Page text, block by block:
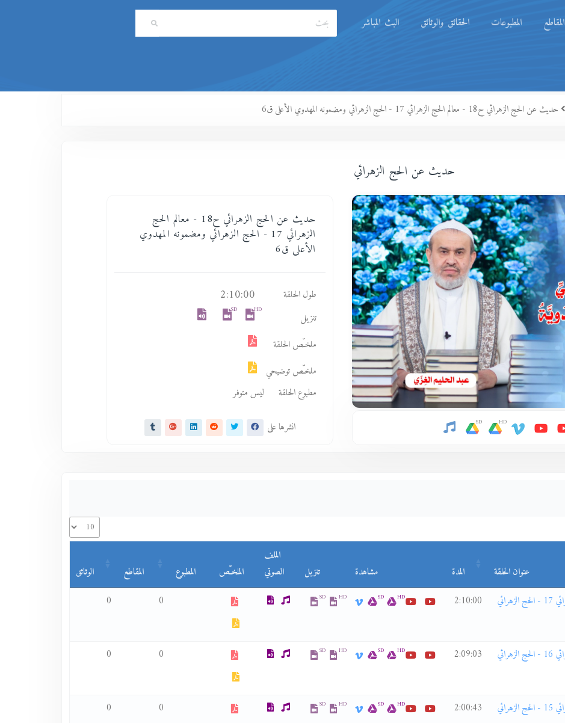
المقاطع المطبوعات الحقائق والوثائق البث المباشر
حديث عن الحج الزهرائي ح18 - معالم الحج الزهرائي 17 - الحج الزهرائي ومضمونه المهدوي الأعلى ق6
حديث عن الحج الزهرائي
HD
SD
حديث عن الحج الزهرائي ح18 - معالم الحج
الزهرائي 17 - الحج الزهرائي ومضمونه المهدوي
الأعلى ق6
طول الحلقة 2:10:00
تنزيل
HD
SD
ملخـّص الحلقة
ملخـّص توضيحي
مطبوع الحلقة
ليس متوفر
انشرها على
عنوان الحلقة المدة مشاهدة تنزيل
الملف
الصوتي
الملخـّص المطبوع المقاطع
الوثائق
حديث عن الحج الزهرائي ح18 - معالم الحج الزهرائي 17 - الحج الزهرائي
2:10:00
HD
SD
HD
SD
0
0
حديث عن الحج الزهرائي ح17 - معالم الحج الزهرائي 16 - الحج الزهرائي
2:09:03
HD
SD
HD
SD
0
0
حديث عن الحج الزهرائي ح16 - معالم الحج الزهرائي 15 - الحج الزهرائي
2:00:43
HD
SD
HD
SD
0
0